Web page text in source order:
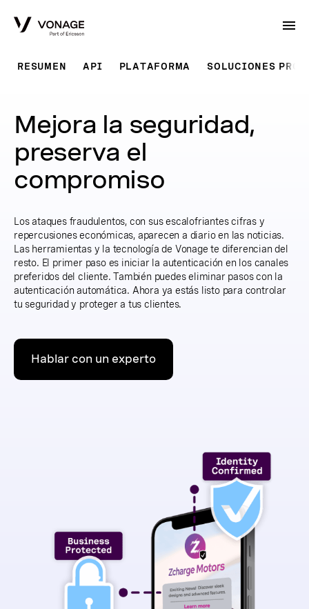
RESUMEN API PLATAFORMA SOLUCIONES
Mejora la seguridad,
preserva el
compromiso
Los ataques fraudulentos, con sus escalofriantes cifras y
repercusiones económicas, aparecen a diario en las noticias.
Las herramientas y la tecnología de Vonage te diferencian del
resto. El primer paso es iniciar la autenticación en los canales
preferidos del cliente. También puedes eliminar pasos con la
autenticación automática. Ahora ya estás listo para controlar
tu seguridad y proteger a tus clientes.
Hablar con un experto